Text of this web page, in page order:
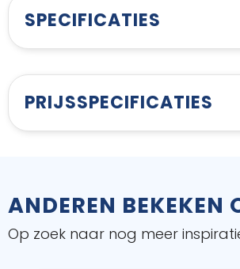
SPECIFICATIES
PRIJSSPECIFICATIES
ANDEREN BEKEKEN
Op zoek naar nog meer